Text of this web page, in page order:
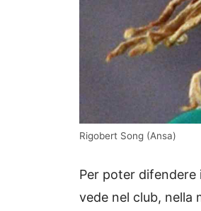
Rigobert Song (Ansa)
Per poter difendere
vede nel club, nella